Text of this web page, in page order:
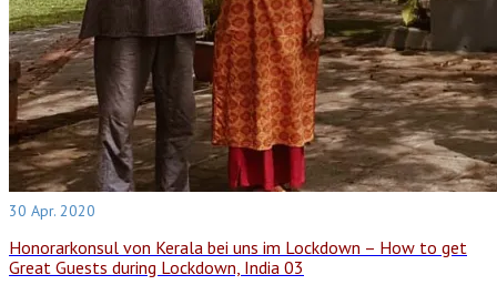
30 Apr. 2020
Honorarkonsul von Kerala bei uns im Lockdown – How to get
Great Guests during Lockdown, India 03